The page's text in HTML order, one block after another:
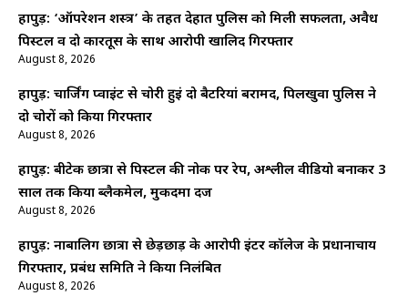
हापुड़: ‘ऑपरेशन शस्त्र’ के तहत देहात पुलिस को मिली सफलता, अवैध
पिस्टल व दो कारतूस के साथ आरोपी खालिद गिरफ्तार
August 8, 2026
हापुड़: चार्जिंग प्वाइंट से चोरी हुईं दो बैटरियां बरामद, पिलखुवा पुलिस ने
दो चोरों को किया गिरफ्तार
August 8, 2026
हापुड़: बीटेक छात्रा से पिस्टल की नोक पर रेप, अश्लील वीडियो बनाकर 3
साल तक किया ब्लैकमेल, मुकदमा दर्ज
August 8, 2026
हापुड़: नाबालिग छात्रा से छेड़छाड़ के आरोपी इंटर कॉलेज के प्रधानाचार्य
गिरफ्तार, प्रबंध समिति ने किया निलंबित
August 8, 2026